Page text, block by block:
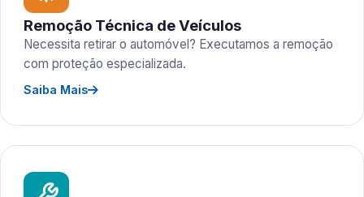
Remoção Técnica de Veículos
Necessita retirar o automóvel? Executamos a remoção
com proteção especializada.
Saiba Mais